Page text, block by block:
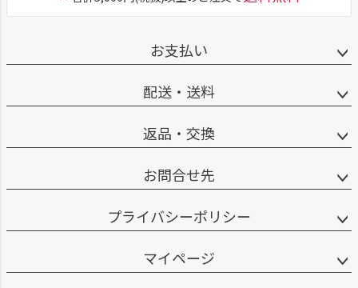
お支払い
配送・送料
返品・交換
お問合せ先
プライバシーポリシー
マイページ